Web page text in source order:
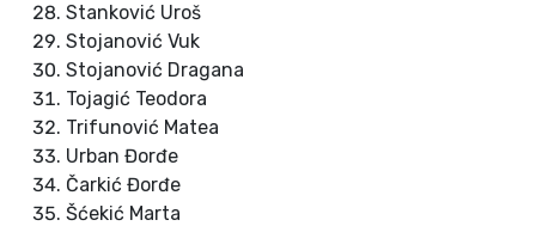
Stanković Uroš
Stojanović Vuk
Stojanović Dragana
Tojagić Teodora
Trifunović Matea
Urban Đorđe
Čarkić Đorđe
Šćekić Marta